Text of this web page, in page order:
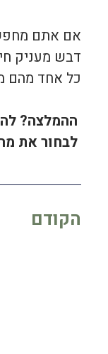
אם אתם
דבש מעניק
כל אחד מהם
ההמלצה?
לבחור את
הקודם